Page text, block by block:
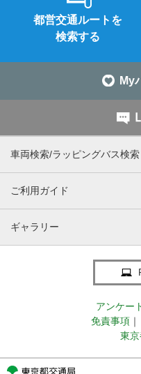
都営交通ルートを
検索する
My
車両検索/ラッピングバス検索
ご利用ガイド
ギャラリー
アンケー
免責事項 ｜
東